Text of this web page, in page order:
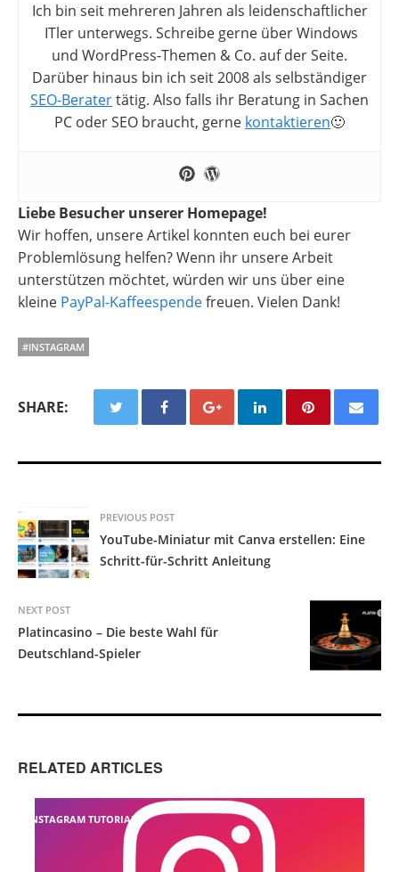
Ich bin seit mehreren Jahren als leidenschaftlicher
ITler unterwegs. Schreibe gerne über Windows
und WordPress-Themen & Co. auf der Seite.
Darüber hinaus bin ich seit 2008 als selbständiger
SEO-Beratertätig. Also falls ihr Beratung in Sachen
PC oder SEO braucht, gerne kontaktieren🙂
Liebe Besucher unserer Homepage!
Wir hoffen, unsere Artikel konnten euch bei eurer
Problemlösung helfen? Wenn ihr unsere Arbeit
unterstützen möchtet, würden wir uns über eine
kleine PayPal-Kaffeespendefreuen. Vielen Dank!
#INSTAGRAM
SHARE:
PREVIOUS POST
YouTube-Miniatur mit Canva erstellen: Eine
Schritt-für-Schritt Anleitung
NEXT POST
Platincasino – Die beste Wahl für
Deutschland-Spieler
RELATED ARTICLES
INSTAGRAM TUTORIAL